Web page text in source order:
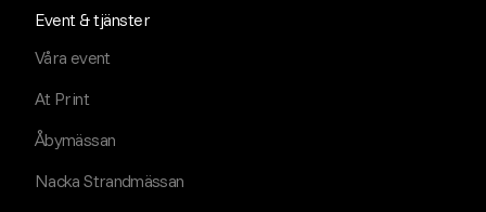
Event & tjänster
Våra event
At Print
Åbymässan
Nacka Strandmässan